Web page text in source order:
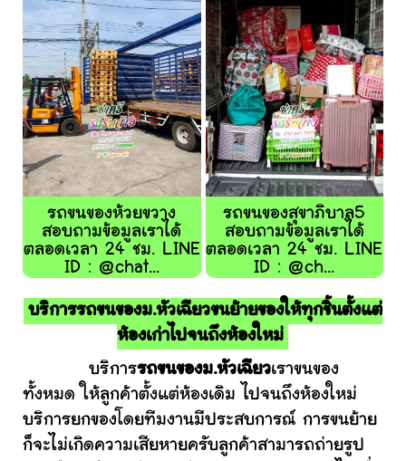
รถขนของห้วยขวาง
สอบถามข้อมูลเราได้
ตลอดเวลา 24 ชม. LINE
ID : @chat...
รถขนของสุขาภิบาล5
สอบถามข้อมูลเราได้
ตลอดเวลา 24 ชม. LINE
ID : @ch...
บริการรถขนของม.หัวเฉียวขนย้ายของให้ทุกชิ้นตั้งแต่
ห้องเก่าไปจนถึงห้องใหม่
บริการรถขนของม.หัวเฉียวเราขนของ
ทั้งหมด ให้ลูกค้าตั้งแต่ห้องเดิม ไปจนถึงห้องใหม่
บริการยกของโดยทีมงานมีประสบการณ์ การขนย้าย
ก็จะไม่เกิดความเสียหายครับลูกค้าสามารถถ่ายรูป